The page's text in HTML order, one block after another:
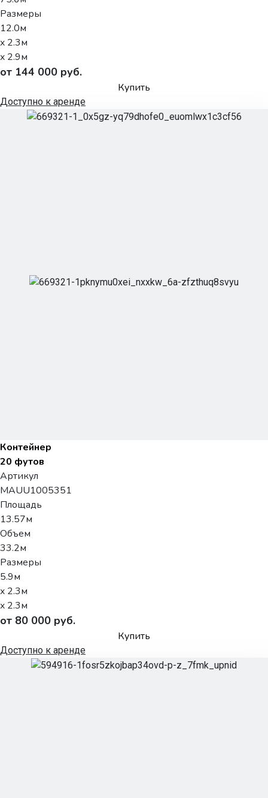
Размеры
12.0м
x 2.3м
x 2.9м
от 144 000 руб.
Купить
Доступно к аренде
Контейнер
20 футов
Артикул
MAUU1005351
Площадь
13.57м
Объем
33.2м
Размеры
5.9м
x 2.3м
x 2.3м
от 80 000 руб.
Купить
Доступно к аренде